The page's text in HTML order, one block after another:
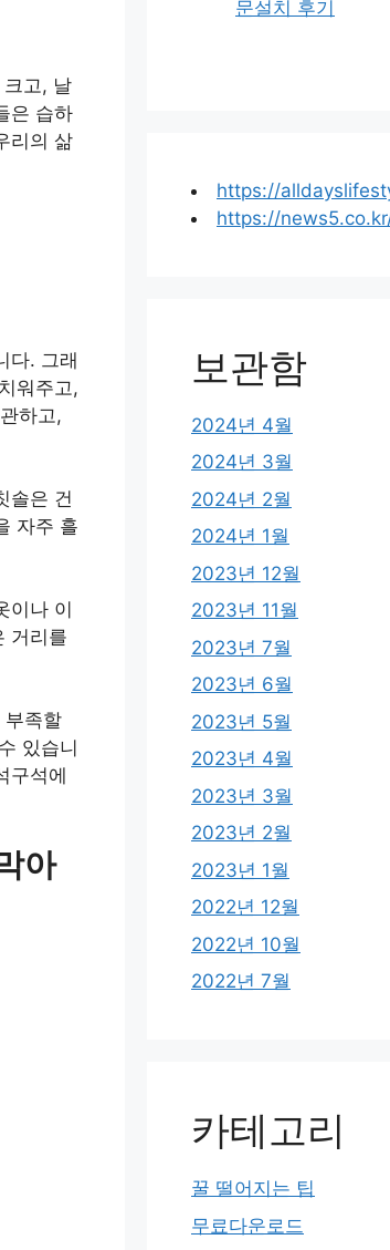
고, 날
은 습하
리의 삶
다. 그래
워주고,
하고,
솔은 건
자주 흘
이나 이
거리를
부족할
있습니
구석에
아
문설치 후기
https://
https://
보관함
2024년 4월
2024년 3월
2024년 2월
2024년 1월
2023년 12월
2023년 11월
2023년 7월
2023년 6월
2023년 5월
2023년 4월
2023년 3월
2023년 2월
2023년 1월
2022년 12월
2022년 10월
2022년 7월
카테고리
꿀 떨어지는 팁
무료다운로드